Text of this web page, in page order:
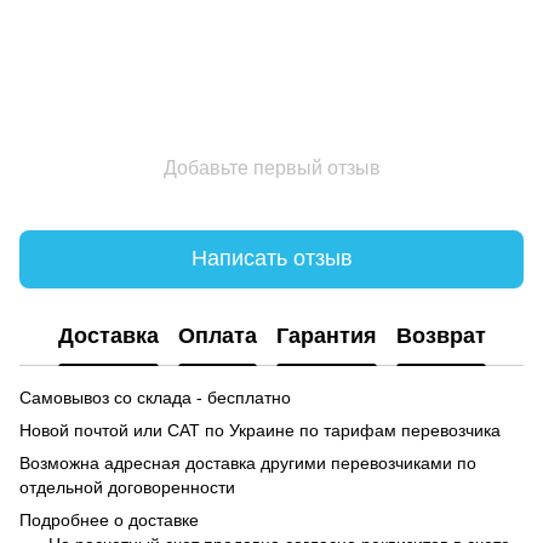
Добавьте первый отзыв
Написать отзыв
Доставка Оплата Гарантия Возврат
Самовывоз со склада - бесплатно
Новой почтой или САТ по Украине по тарифам перевозчика
Возможна адресная доставка другими перевозчиками по
отдельной договоренности
Подробнее о доставке